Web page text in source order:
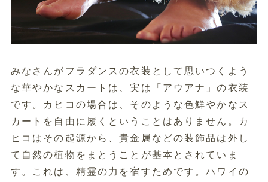
みなさんがフラダンスの衣装として思いつくよう
な華やかなスカートは、実は「アウアナ」の衣装
です。カヒコの場合は、そのような色鮮やかなス
カートを自由に履くということはありません。カ
ヒコはその起源から、貴金属などの装飾品は外し
て自然の植物をまとうことが基本とされていま
す。これは、精霊の力を宿すためです。ハワイの